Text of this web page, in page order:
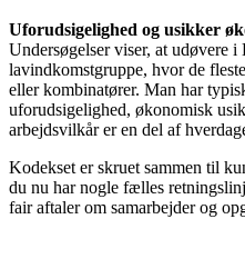
Uforudsigelighed og usikker
Undersøgelser viser, at udøvere i
lavindkomstgruppe, hvor de
eller kombinatører. Man har
uforudsigelighed, økonomisk
arbejdsvilkår er en del af
Kodekset er skruet sammen til
du nu har nogle fælles
fair aftaler om samarbejder og